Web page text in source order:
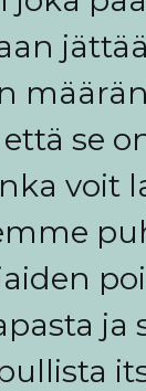
se
voit
ja